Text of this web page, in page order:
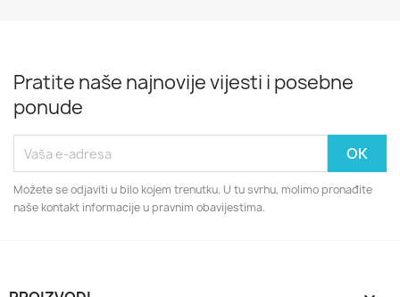
Pratite naše najnovije vijesti i posebne
ponude
Možete se odjaviti u bilo kojem trenutku. U tu svrhu, molimo pronađite
naše kontakt informacije u pravnim obavijestima.